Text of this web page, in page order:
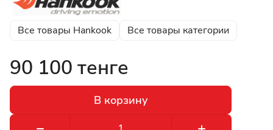
Все товары Hankook Все товары категории
90 100 тенге
В корзину